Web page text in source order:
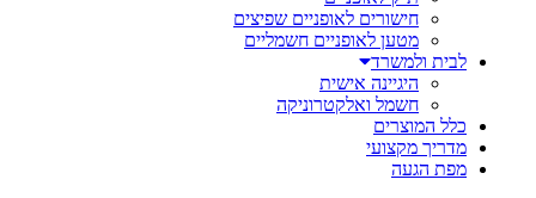
חישורים לאופניים שפיצים
מטען לאופניים חשמליים
לבית ולמשרד
היגיינה אישית
חשמל ואלקטרוניקה
כלל המוצרים
מדריך מקצועי
מפת הגעה